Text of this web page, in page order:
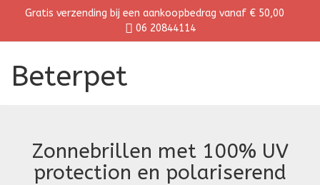
Gratis verzending bij een aankoopbedrag vanaf € 50,00
06 20844114
Beterpet
Zonnebrillen met 100% UV
protection en polariserend